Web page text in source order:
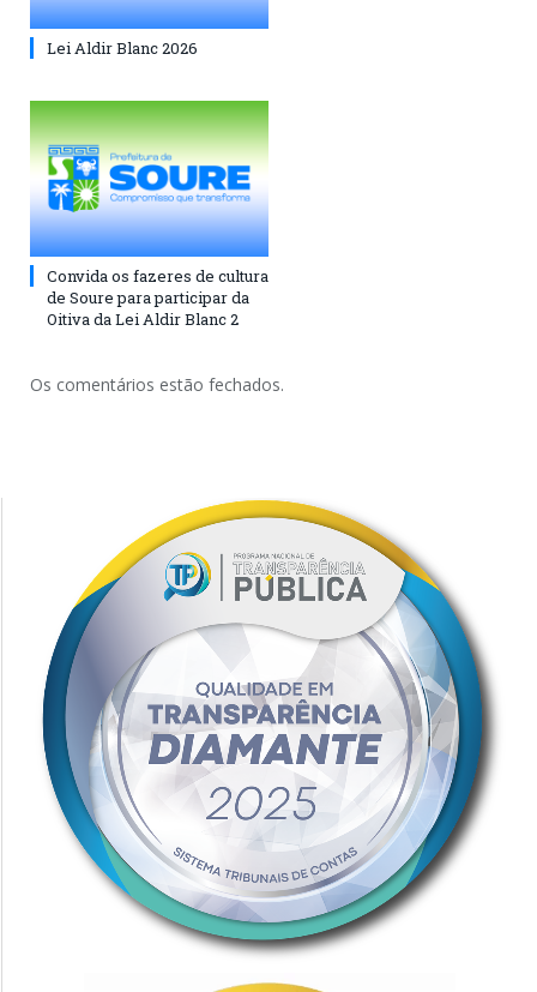
Lei Aldir Blanc 2026
Convida os fazeres de cultura
de Soure para participar da
Oitiva da Lei Aldir Blanc 2
Os comentários estão fechados.